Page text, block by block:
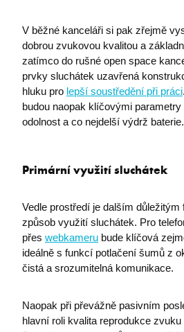
V běžné kanceláři si pak zřejmě
dobrou zvukovou kvalitou a
zatímco do rušné open space
prvky sluchátek uzavřená
hluku pro lepší soustředění při práci
budou naopak klíčovými
odolnost a co nejdelší výdrž baterie.
Primární využití sluchátek
Vedle prostředí je dalším důležitým
způsob využití sluchátek. Pro
přes webkameru bude klíčová
ideálně s funkcí potlačení šumů z
čistá a srozumitelná komunikace.
Naopak při převážně pasivním
hlavní roli kvalita reprodukce